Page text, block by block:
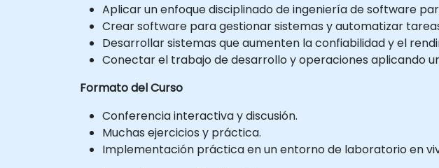
Aplicar un enfoque disciplinado de ingeniería de software
Crear software para gestionar sistemas y automatizar
Desarrollar sistemas que aumenten la confiabilidad y el
Conectar el trabajo de desarrollo y operaciones aplicando
Formato del Curso
Conferencia interactiva y discusión.
Muchas ejercicios y práctica.
Implementación práctica en un entorno de laboratorio en